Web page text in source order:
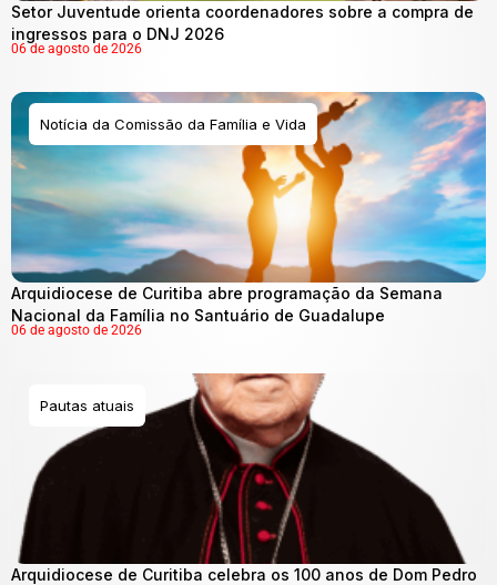
Setor Juventude orienta coordenadores sobre a compra de
ingressos para o DNJ 2026
06 de agosto de 2026
Notícia da Comissão da Família e Vida
Arquidiocese de Curitiba abre programação da Semana
Nacional da Família no Santuário de Guadalupe
06 de agosto de 2026
Pautas atuais
Arquidiocese de Curitiba celebra os 100 anos de Dom Pedro